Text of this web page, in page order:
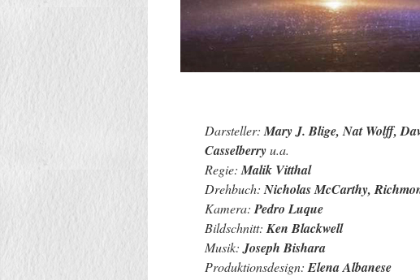
Darsteller: Mary J. Blige, Nat Wolff,
Casselberryu.a.
Regie:Malik Vitthal
Drehbuch: Nicholas McCarthy,
Kamera: Pedro Luque
Bildschnitt: Ken Blackwell
Musik:Joseph Bishara
Produktionsdesign: Elena Albanese